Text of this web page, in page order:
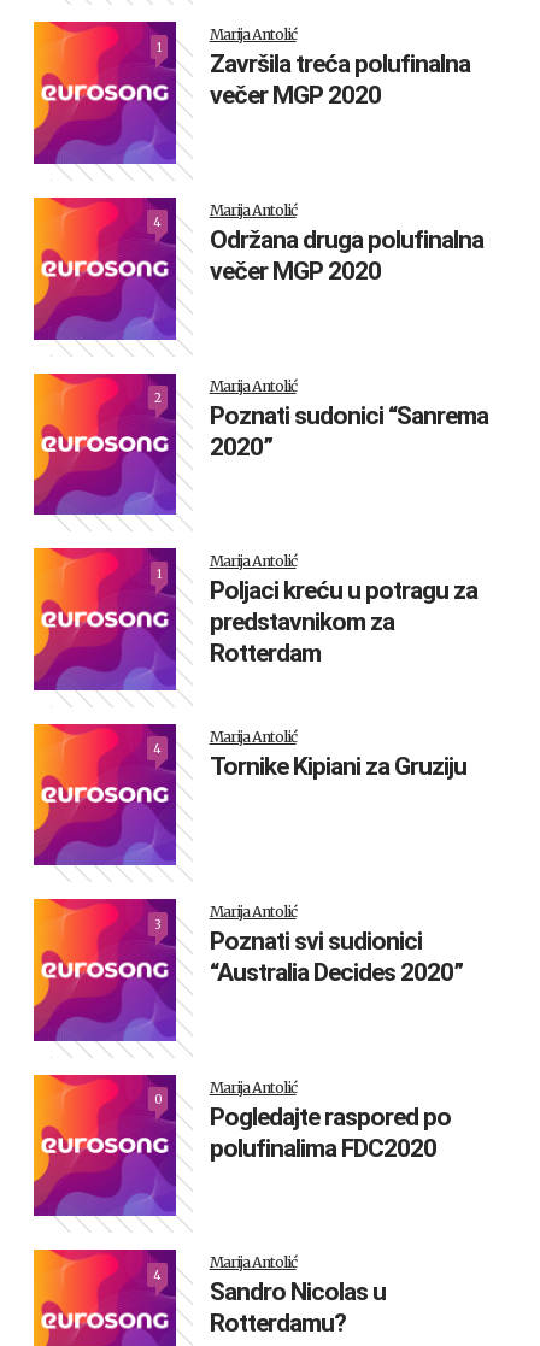
1
Marija Antolić
Završila treća polufinalna
večer MGP 2020
4
Marija Antolić
Održana druga polufinalna
večer MGP 2020
2
Marija Antolić
Poznati sudonici “Sanrema
2020”
1
Marija Antolić
Poljaci kreću u potragu za
predstavnikom za
Rotterdam
4
Marija Antolić
Tornike Kipiani za Gruziju
3
Marija Antolić
Poznati svi sudionici
“Australia Decides 2020”
0
Marija Antolić
Pogledajte raspored po
polufinalima FDC2020
4
Marija Antolić
Sandro Nicolas u
Rotterdamu?